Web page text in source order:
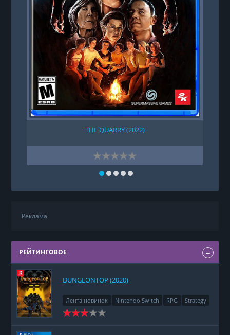
THE QUARRY (2022)
Реклама
РЕЙТИНГОВОЕ
DUNGEONTOP (2020)
Лента новинок Nintendo Switch RPG Strategy